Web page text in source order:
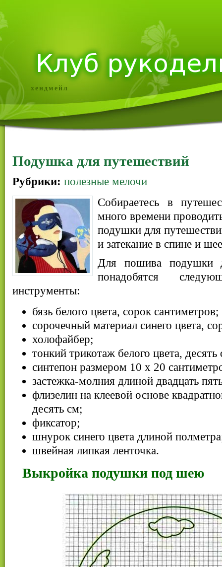
хендмейл
Подушка для путешествий
Рубрики: полезные мелочи
Собираетесь в
много времени
подушки для
и затекание в спине и
Для пошива подушки
понадобятся
инструменты:
бязь белого цвета, сорок сантиметров;
сорочечный материал синего цвета,
холофайбер;
тонкий трикотаж белого цвета, десять
синтепон размером 10 х 20
застежка-молния длиной двадцать
флизелин на клеевой основе
десять см;
фиксатор;
шнурок синего цвета длиной
швейная липкая ленточка.
Выкройка подушки под шею